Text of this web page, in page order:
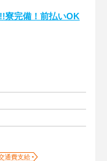
寮完備！前払いOK
通費支給